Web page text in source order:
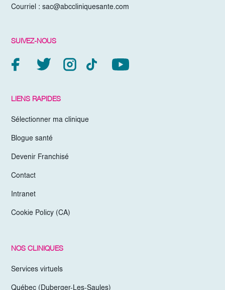
Courriel :sac@abccliniquesante.com
SUIVEZ-NOUS
LIENS RAPIDES
Sélectionner ma clinique
Blogue santé
Devenir Franchisé
Contact
Intranet
Cookie Policy (CA)
NOS CLINIQUES
Services virtuels